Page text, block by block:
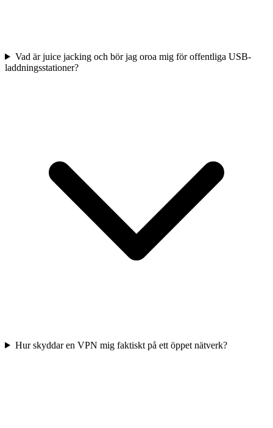
Vad är juice jacking och bör jag oroa mig för offentliga USB-
laddningsstationer?
Hur skyddar en VPN mig faktiskt på ett öppet nätverk?